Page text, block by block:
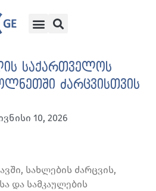
საქართველოს
ძარცვისთვის
10, 2026
სახლების ძარცვის,
და სამკაულების